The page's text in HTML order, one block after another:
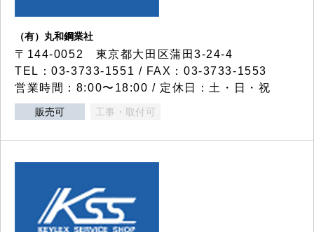
（有）丸和鋼業社
〒144-0052 東京都大田区蒲田3-24-4
TEL：03-3733-1551 / FAX：03-3733-1553
営業時間：8:00〜18:00 / 定休日：土・日・祝
販売可 工事・取付可